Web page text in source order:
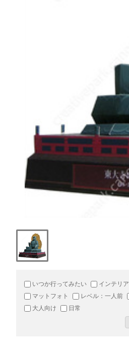
いつか行ってみたい インテリア
マットフォト
レベル：一人前
大人向け
日常